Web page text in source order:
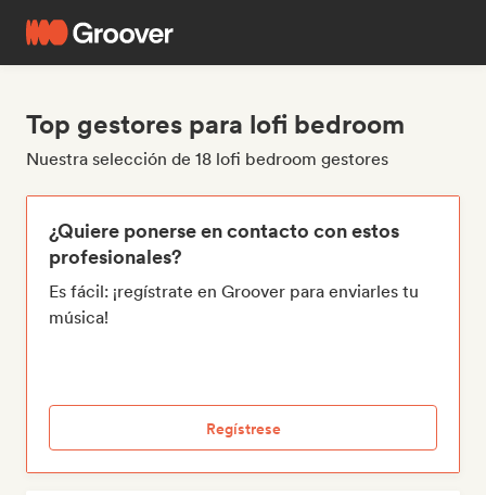
Top gestores para lofi bedroom
Nuestra selección de 18 lofi bedroom gestores
¿Quiere ponerse en contacto con estos
profesionales?
Es fácil: ¡regístrate en Groover para enviarles tu
música!
Regístrese